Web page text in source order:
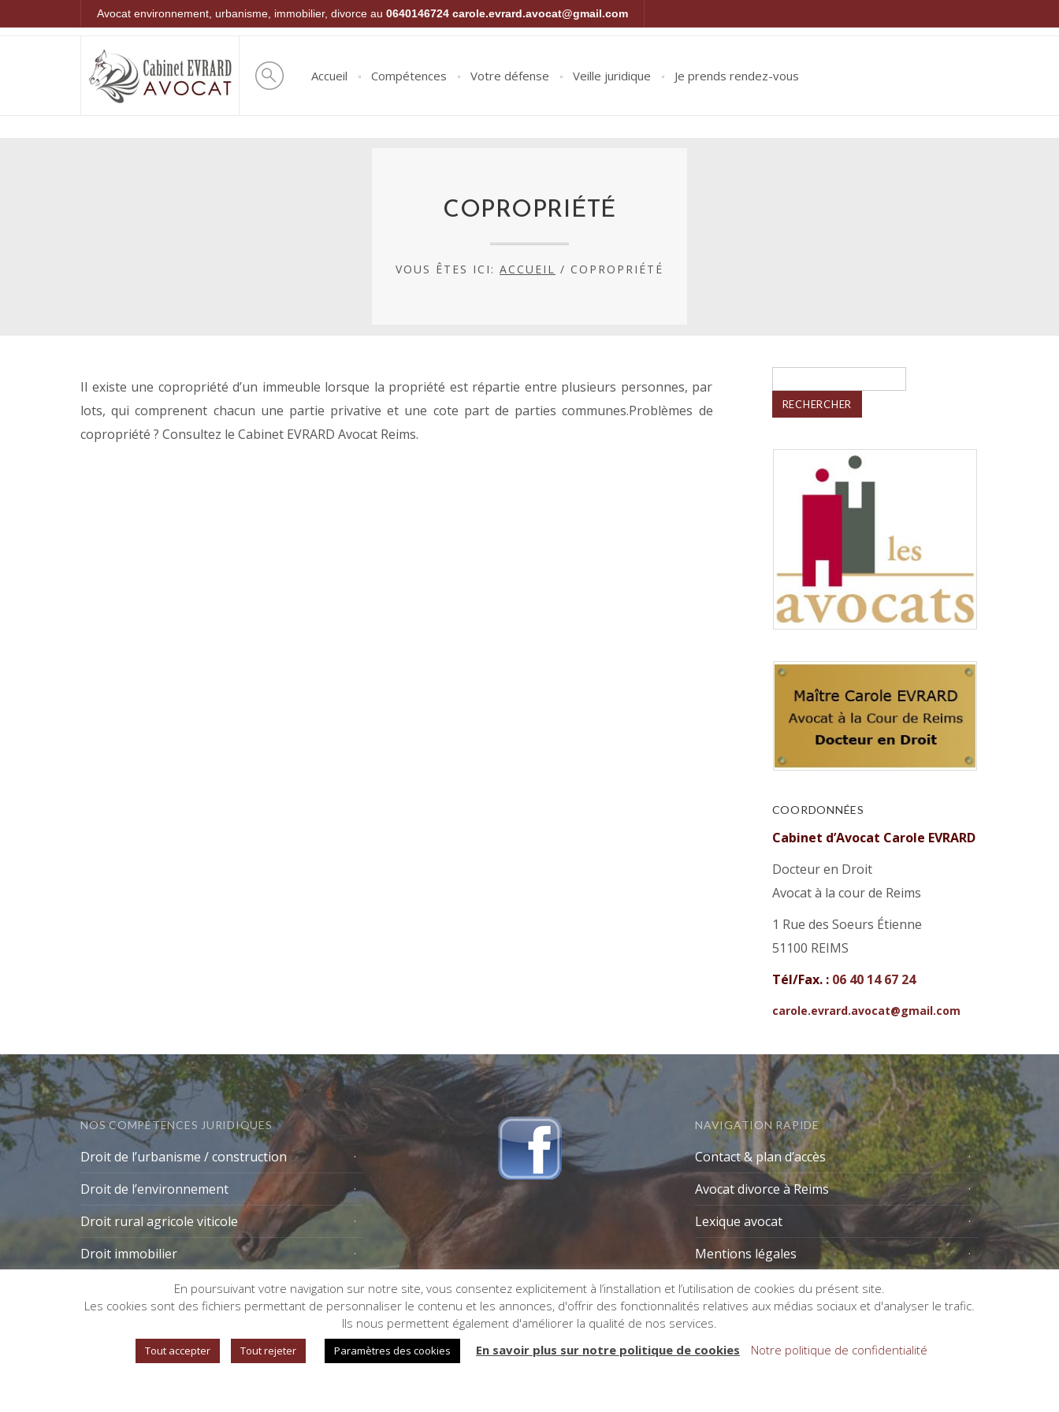
Avocat environnement, urbanisme, immobilier, divorce au 0640146724 carole.evrard.avocat@gmail.com
Accueil Compétences Votre défense Veille juridique Je prends rendez-vous
COPROPRIÉTÉ
VOUS ÊTES ICI: ACCUEIL / COPROPRIÉTÉ
Il existe une copropriété d’un immeuble lorsque la propriété est répartie entre plusieurs personnes, par
lots, qui comprenent chacun une partie privative et une cote part de parties communes.Problèmes de
copropriété ? Consultez le Cabinet EVRARD Avocat Reims.
COORDONNÉES
Cabinet d’Avocat Carole EVRARD
Docteur en Droit
Avocat à la cour de Reims
1 Rue des Soeurs Étienne
51100 REIMS
Tél/Fax. : 06 40 14 67 24
carole.evrard.avocat@gmail.com
NOS COMPÉTENCES JURIDIQUES
Droit de l’urbanisme / construction
Droit de l’environnement
Droit rural agricole viticole
Droit immobilier
NAVIGATION RAPIDE
Contact & plan d’accès
Avocat divorce à Reims
Lexique avocat
Mentions légales
Gestion des cookies
En poursuivant votre navigation sur notre site, vous consentez explicitement à l’installation et l’utilisation de cookies du présent site.
Les cookies sont des fichiers permettant de personnaliser le contenu et les annonces, d'offrir des fonctionnalités relatives aux médias sociaux et d'analyser le trafic.
Ils nous permettent également d'améliorer la qualité de nos services.
Tout accepter Tout rejeter Paramètres des cookies En savoir plus sur notre politique de cookies Notre politique de confidentialité